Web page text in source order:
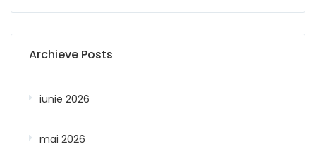
Archieve Posts
iunie 2026
mai 2026